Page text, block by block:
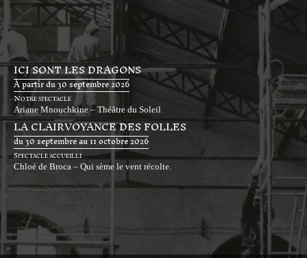
ICI SONT LES DRAGONS
À partir du 30 septembre 2026
Notre spectacle
Ariane Mnouchkine – Théâtre du Soleil
LA CLAIRVOYANCE DES FOLLES
du 30 septembre au 11 octobre 2026
Spectacle accueilli
Chloé de Broca – Qui sème le vent récolte.